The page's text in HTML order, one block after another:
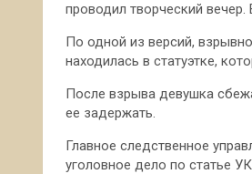
проводил творческий
По одной из версий,
находилась в статуэтке,
После взрыва девушка
ее задержать.
Главное следственное
уголовное дело по статье